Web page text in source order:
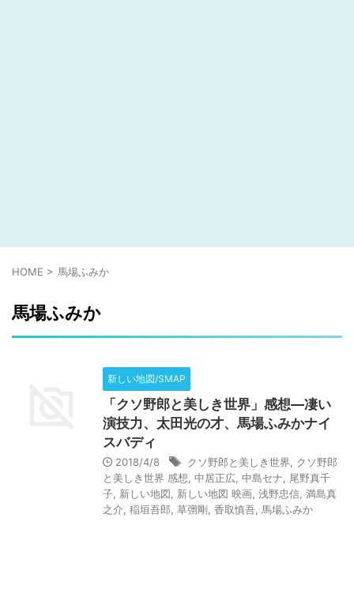
HOME > 馬場ふみか
馬場ふみか
新しい地図/SMAP
「クソ野郎と美しき世界」感想―凄い
演技力、太田光の才、馬場ふみかナイ
スバディ
2018/4/8 クソ野郎と美しき世界
クソ野郎
と美しき世界 感想 中居正広 中島セナ
尾野真千
子 新しい地図 新しい地図 映画 浅野忠信 満島真
之介 稲垣吾郎 草彅剛 香取慎吾 馬場ふみか